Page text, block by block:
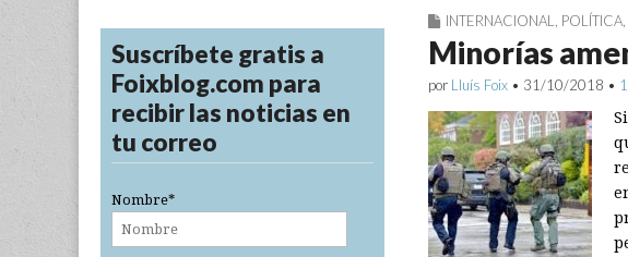
INTERNACIONAL POLÍTICA
Minorías
por Lluís Foix • 31/10/2018 •
Suscríbete gratis a
Foixblog.com para
recibir las noticias en
tu correo
Nombre*